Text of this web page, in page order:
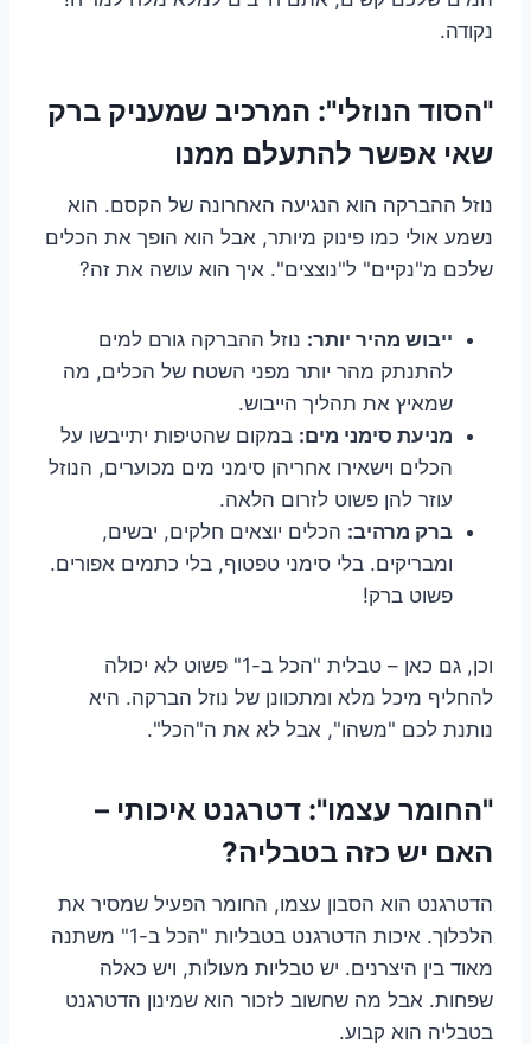
נקודה.
"הסוד הנוזלי": המרכיב שמעניק ברק
שאי אפשר להתעלם ממנו
נוזל ההברקה הוא הנגיעה האחרונה של הקסם. הוא
נשמע אולי כמו פינוק מיותר, אבל הוא הופך את הכלים
שלכם מ"נקיים" ל"נוצצים". איך הוא עושה את זה?
ייבוש מהיר יותר: נוזל ההברקה גורם למים
להתנתק מהר יותר מפני השטח של הכלים, מה
שמאיץ את תהליך הייבוש.
מניעת סימני מים: במקום שהטיפות יתייבשו על
הכלים וישאירו אחריהן סימני מים מכוערים, הנוזל
עוזר להן פשוט לזרום הלאה.
ברק מרהיב: הכלים יוצאים חלקים, יבשים,
ומבריקים. בלי סימני טפטוף, בלי כתמים אפורים.
פשוט ברק!
וכן, גם כאן – טבלית "הכל ב-1" פשוט לא יכולה
להחליף מיכל מלא ומתכוונן של נוזל הברקה. היא
נותנת לכם "משהו", אבל לא את ה"הכל".
"החומר עצמו": דטרגנט איכותי –
האם יש כזה בטבליה?
הדטרגנט הוא הסבון עצמו, החומר הפעיל שמסיר את
הלכלוך. איכות הדטרגנט בטבליות "הכל ב-1" משתנה
מאוד בין היצרנים. יש טבליות מעולות, ויש כאלה
שפחות. אבל מה שחשוב לזכור הוא שמינון הדטרגנט
בטבליה הוא קבוע.